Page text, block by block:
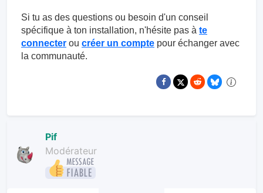
Si tu as des questions ou besoin d'un conseil
spécifique à ton installation, n'hésite pas à te
connecter ou créer un compte pour échanger avec
la communauté.
Pif
Modérateur